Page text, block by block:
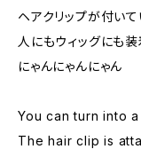
ヘアクリップが付い
人にもウィッグにも
にゃんにゃんにゃん
You can turn into
The hair clip is